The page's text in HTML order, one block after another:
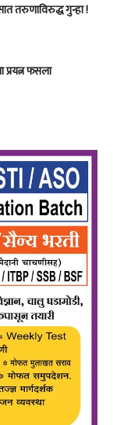
तरुणाविरुद्ध गुन्हा !
प्रयत्न फसला